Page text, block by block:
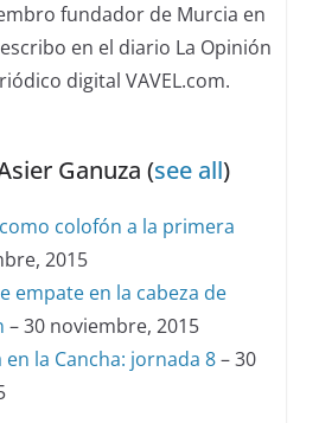
fundador de Murcia en
en el diario La Opinión
digital VAVEL.com.
Ganuza(see all)
colofón a la primera
2015
empate en la cabeza de
– 30 noviembre, 2015
la Cancha: jornada 8– 30